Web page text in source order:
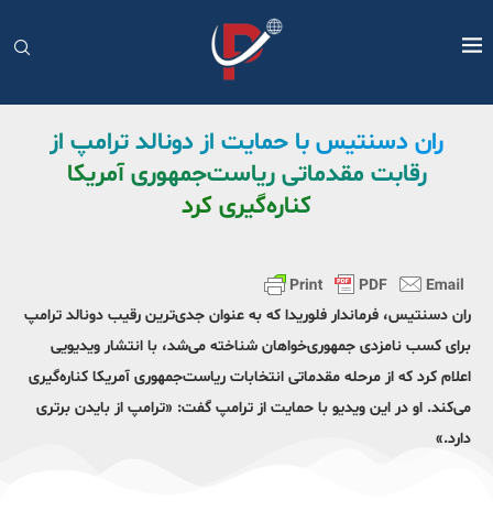
ران دسنتیس با حمایت از دونالد ترامپ از
رقابت‌ مقدماتی ریاست‌جمهوری آمریکا
کناره‌گیری کرد
ران دسنتیس، فرماندار فلوریدا که به عنوان جدی‌ترین رقیب دونالد ترامپ
برای کسب نامزدی جمهوری‌خواهان شناخته می‌شد، با انتشار ویدیویی
اعلام کرد که از مرحله مقدماتی انتخابات ریاست‌جمهوری آمریکا کناره‌گیری
می‌کند. او در این ویدیو با حمایت از ترامپ گفت: «ترامپ از بایدن برتری
دارد.»